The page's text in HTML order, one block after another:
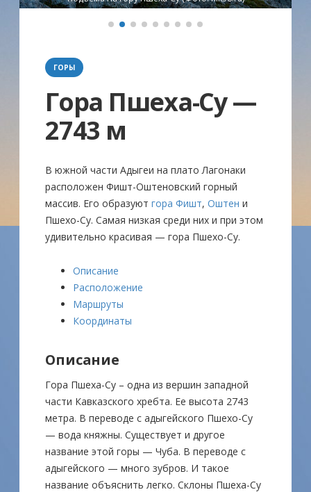
Категории
ГОРЫ
Гора Пшеха-Су —
2743 м
В южной части Адыгеи на плато Лагонаки
расположен Фишт-Оштеновский горный
массив. Его образуютгора Фишт,Оштен и
Пшехо-Су. Самая низкая среди них и при этом
удивительно красивая — гора Пшехо-Су.
Описание
Расположение
Маршруты
Координаты
Описание
Гора Пшеха-Су – одна из вершин западной
части Кавказского хребта. Ее высота 2743
метра. В переводе с адыгейского Пшехо-Су
— вода княжны. Существует и другое
название этой горы — Чуба. В переводе с
адыгейского — много зубров. И такое
название объяснить легко. Склоны Пшеха-Су